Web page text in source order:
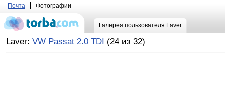
Почта Фотографии
Галерея пользователя Laver
Laver: VW Passat 2.0 TDI (24 из 32)